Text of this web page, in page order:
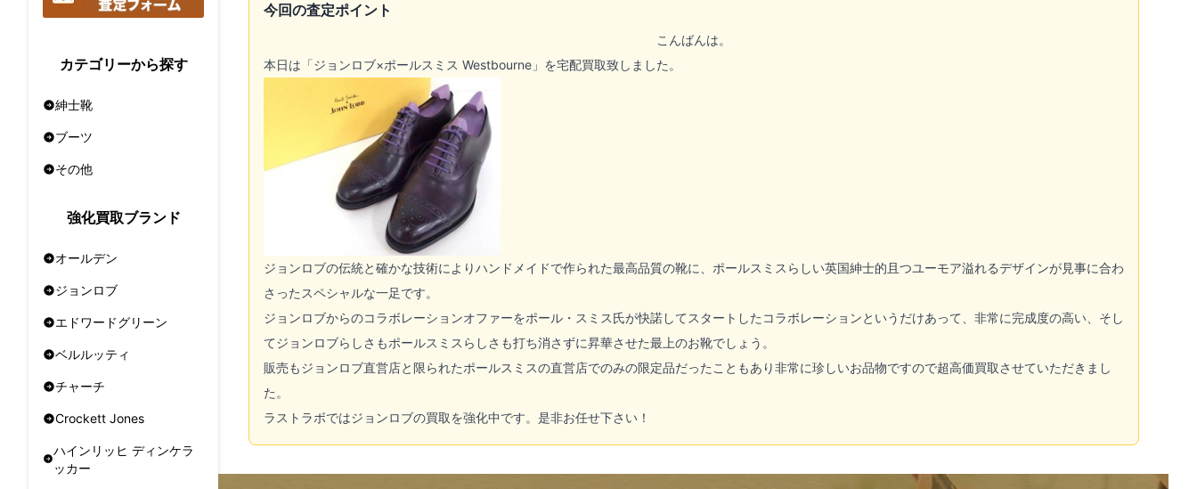
カテゴリーから探す
紳士靴
ブーツ
その他
強化買取ブランド
オールデン
ジョンロブ
エドワードグリーン
ベルルッティ
チャーチ
Crockett Jones
ハインリッヒ ディンケラ
ッカー
今回の査定ポイント
こんばんは。
本日は「ジョンロブ×ポールスミス Westbourne」を宅配買取致しました。
ジョンロブの伝統と確かな技術によりハンドメイドで作られた最高品質の靴に、ポールスミスらしい英国紳士的且つユーモア溢れるデザインが見事に合わ
さったスペシャルな一足です。
ジョンロブからのコラボレーションオファーをポール・スミス氏が快諾してスタートしたコラボレーションというだけあって、非常に完成度の高い、そし
てジョンロブらしさもポールスミスらしさも打ち消さずに昇華させた最上のお靴でしょう。
販売もジョンロブ直営店と限られたポールスミスの直営店でのみの限定品だったこともあり非常に珍しいお品物ですので超高価買取させていただきまし
た。
ラストラボではジョンロブの買取を強化中です。是非お任せ下さい！